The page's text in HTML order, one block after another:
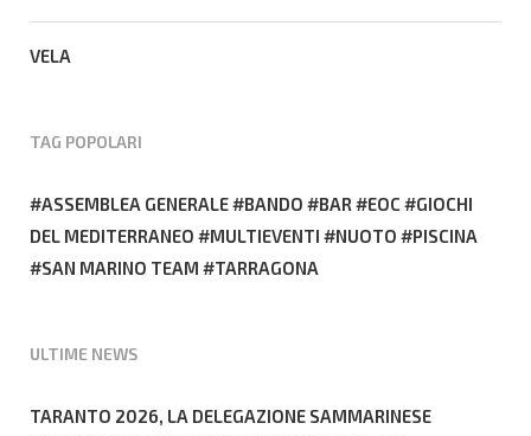
VELA
TAG POPOLARI
ASSEMBLEA GENERALE BANDO BAR EOC
GIOCHI
DEL MEDITERRANEO
MULTIEVENTI NUOTO
PISCINA
SAN MARINO TEAM
TARRAGONA
ULTIME NEWS
TARANTO 2026, LA DELEGAZIONE SAMMARINESE